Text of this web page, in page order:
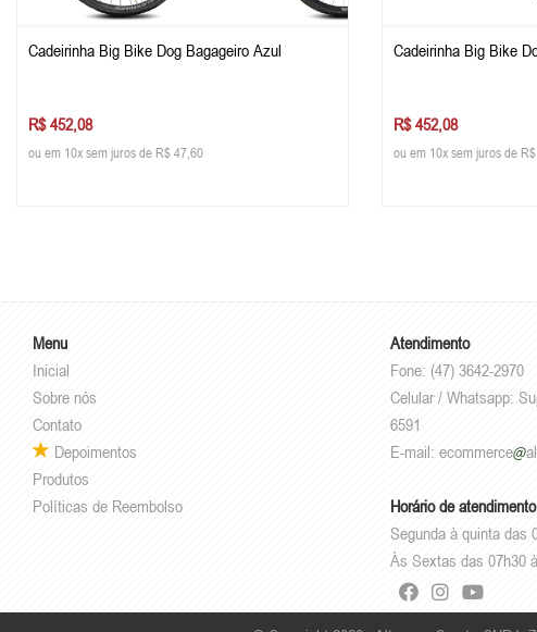
Cadeirinha Big Bike Dog Bagageiro Azul
R$ 452,08
ou em 10x sem juros de R$ 47,60
Cadeirinha Big Bike
R$ 452,08
ou em 10x sem juros de
Menu
Inicial
Sobre nós
Contato
Depoimentos
Produtos
Políticas de Reembolso
Atendimento
Fone: (47) 3642-2970
Celular / Whatsapp:
6591
E-mail: ecommerce
Horário de atendimento
Segunda à quinta das
Às Sextas das 07h30